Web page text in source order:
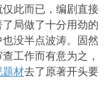
此而已，编剧直接
局做了十分用劲的
没半点波涛。固然
工作而有意为之，
题材去了原著开头要